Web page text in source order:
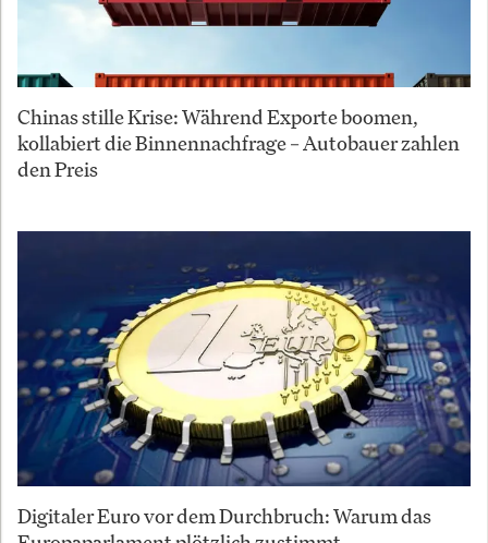
Chinas stille Krise: Während Exporte boomen,
kollabiert die Binnennachfrage – Autobauer zahlen
den Preis
Digitaler Euro vor dem Durchbruch: Warum das